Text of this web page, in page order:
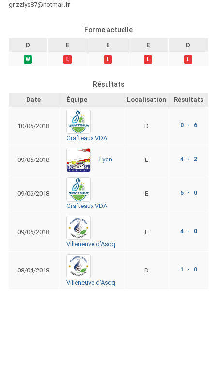
grizzlys87@hotmail.fr
Forme actuelle
D E E E D
W L L L L
Résultats
Date Équipe Localisation Résultats
10/06/2018
Grafteaux VDA
D 0 - 6
09/06/2018 Lyon E 4 - 2
09/06/2018
Grafteaux VDA
E 5 - 0
09/06/2018
Villeneuve d’Ascq
E 4 - 0
08/04/2018
Villeneuve d’Ascq
D 1 - 0